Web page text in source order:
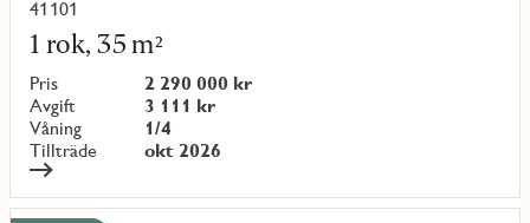
41101
1 rok, 35 m²
Pris
2 290 000 kr
Avgift
3 111 kr
Våning
1/4
Tillträde
okt 2026
Läs
mer
om
objekt
{objectNumber}